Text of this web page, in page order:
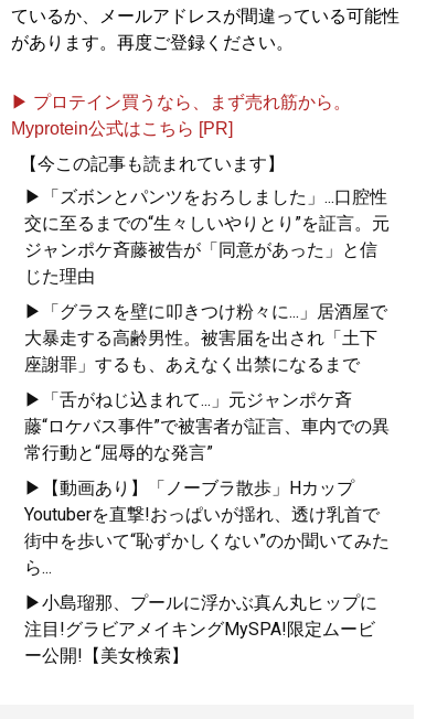
ているか、メールアドレスが間違っている可能性
があります。再度ご登録ください。
▶ プロテイン買うなら、まず売れ筋から。
Myprotein公式はこちら [PR]
【今この記事も読まれています】
▶「ズボンとパンツをおろしました」...口腔性
交に至るまでの“生々しいやりとり”を証言。元
ジャンポケ斉藤被告が「同意があった」と信
じた理由
▶「グラスを壁に叩きつけ粉々に...」居酒屋で
大暴走する高齢男性。被害届を出され「土下
座謝罪」するも、あえなく出禁になるまで
▶「舌がねじ込まれて...」元ジャンポケ斉
藤“ロケバス事件”で被害者が証言、車内での異
常行動と“屈辱的な発言”
▶【動画あり】「ノーブラ散歩」Hカップ
Youtuberを直撃!おっぱいが揺れ、透け乳首で
街中を歩いて“恥ずかしくない”のか聞いてみた
ら...
▶小島瑠那、プールに浮かぶ真ん丸ヒップに
注目!グラビアメイキングMySPA!限定ムービ
ー公開!【美女検索】